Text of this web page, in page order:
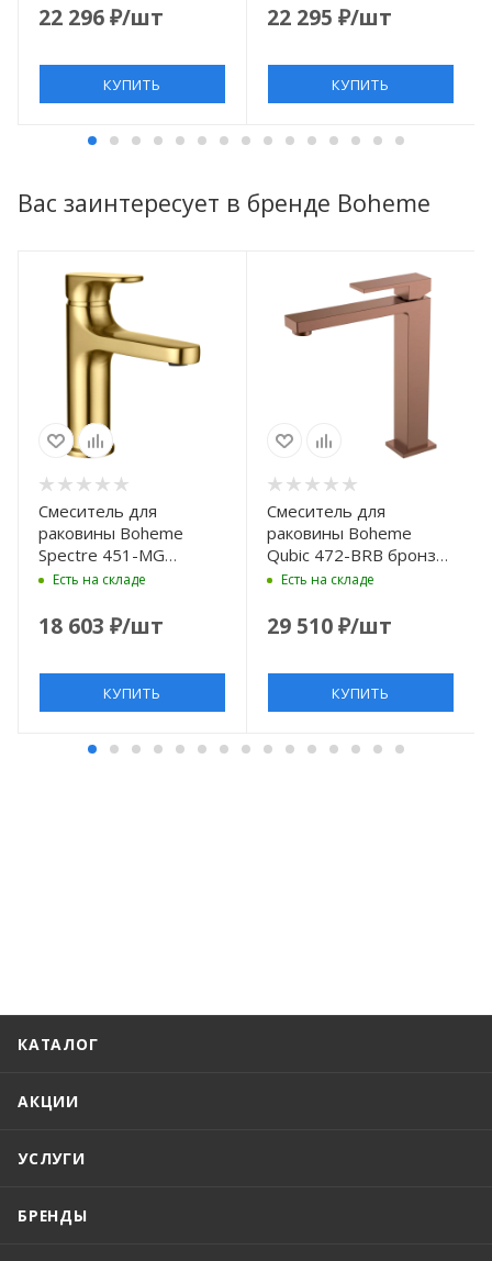
22 296₽/шт
КУПИТЬ
22 295 ₽/шт
КУПИТЬ
Вас заинтересует в бренде Boheme
Смеситель для
раковины Boheme
Spectre 451-MG
золотой матовый
Есть на складе
18 603 ₽/шт
КУПИТЬ
Смеситель для
раковины Boheme
Qubic 472-BRB бронза
матовая
Есть на складе
29 510₽/шт
КУПИТЬ
КАТАЛОГ
АКЦИИ
УСЛУГИ
БРЕНДЫ